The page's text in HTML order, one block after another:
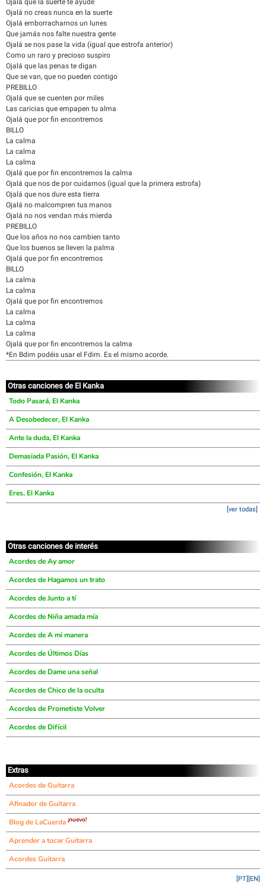
Ojalá que la suerte te ayude
Ojalá no creas nunca en la suerte
Ojalá emborracharnos un lunes
Que jamás nos falte nuestra gente
Ojalá se nos pase la vida (igual que estrofa anterior)
Como un raro y precioso suspiro
Ojalá que las penas te digan
Que se van, que no pueden contigo
PREBILLO
Ojalá que se cuenten por miles
Las caricias que empapen tu alma
Ojalá que por fin encontremos
BILLO
La calma
La calma
La calma
Ojalá que por fin encontremos la calma
Ojalá que nos de por cuidarnos (igual que la primera estrofa)
Ojalá que nos dure esta tierra
Ojalá no malcompren tus manos
Ojalá no nos vendan más mierda
PREBILLO
Que los años no nos cambien tanto
Que los buenos se lleven la palma
Ojalá que por fin encontremos
BILLO
La calma
La calma
Ojalá que por fin encontremos
La calma
La calma
La calma
Ojalá que por fin encontremos la calma
*En Bdim podéis usar el Fdim. Es el mismo acorde.
Otras canciones de El Kanka
Todo Pasará, El Kanka
A Desobedecer, El Kanka
Ante la duda, El Kanka
Demasiada Pasión, El Kanka
Confesión, El Kanka
Eres, El Kanka
[ver todas]
Otras canciones de interés
Acordes de Ay amor
Acordes de Hagamos un trato
Acordes de Junto a tí
Acordes de Niña amada mía
Acordes de A mi manera
Acordes de Últimos Días
Acordes de Dame una señal
Acordes de Chico de la oculta
Acordes de Prometiste Volver
Acordes de Difícil
Extras
Acordes de Guitarra
Afinador de Guitarra
Blog de LaCuerda ¡nuevo!
Aprender a tocar Guitarra
Acordes Guitarra
[EN]
[PT]